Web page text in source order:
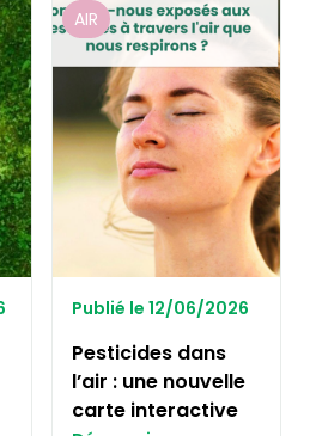
AIR
Publié le 12/06/2026
Pesticides dans
l’air : une nouvelle
carte interactive